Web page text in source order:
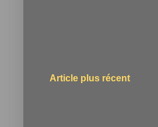
Article plus récent